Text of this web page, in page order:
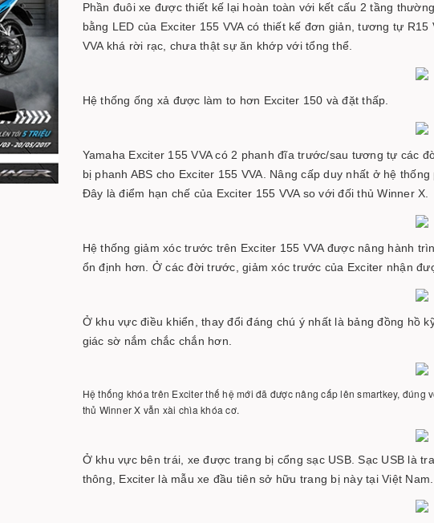
Phần đuôi xe được thiết kế lại hoàn toàn với kết cấu 2 tầng
bằng LED của Exciter 155 VVA có thiết kế đơn giản, tương tự
VVA khá rời rạc, chưa thật sự ăn khớp với tổng thể.
Hệ thống ống xả được làm to hơn Exciter 150 và đặt thấp.
Yamaha Exciter 155 VVA có 2 phanh đĩa trước/sau tương tự các
bị phanh ABS cho Exciter 155 VVA. Nâng cấp duy nhất ở hệ
Đây là điểm hạn chế của Exciter 155 VVA so với đối thủ Winner X.
Hệ thống giảm xóc trước trên Exciter 155 VVA được nâng hành
ổn định hơn. Ở các đời trước, giảm xóc trước của Exciter nhận
Ở khu vực điều khiển, thay đổi đáng chú ý nhất là bảng đồng hồ
giác sờ nắm chắc chắn hơn.
Hệ thống khóa trên Exciter thế hệ mới đã được nâng cấp lên smartkey,
thủ Winner X vẫn xài chìa khóa cơ.
Ở khu vực bên trái, xe được trang bị cổng sạc USB. Sạc USB là
thông, Exciter là mẫu xe đầu tiên sở hữu trang bị này tại Việt Nam.